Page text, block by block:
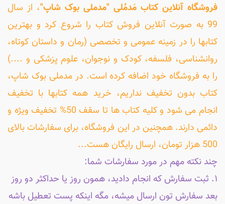
فروشگاه آنلاین کتاب مَدمُلی "مدملی بوک شاپ"، از سال
99 به صورت آنلاین فروش کتاب را شروع کرد و بهترین
کتابها را در زمینه عمومی و تخصصی (رمان و داستان کوتاه،
روانشناسی، فلسفه، کودک و نوجوان، علوم پزشکی و ....)
را به فروشگاه خود اضافه کرده است. در مدملی بوک شاپ،
کتاب بدون تخفیف نداریم، خرید همه کتابها با تخفیف
انجام می شود و کلیه کتاب ها تا سقف 50% تخفیف ویژه و
دائمی دارند. همچنین در این فروشگاه، برای سفارشات بالای
500 هزار تومان، ارسال رایگان هست...
چند نکته مهم در مورد سفارشات شما:
۱. ثبت سفارش که انجام دادید، همون روز یا حداکثر دو روز
بعد سفارش تون ارسال میشه، مگه اینکه پست تعطیل باشه